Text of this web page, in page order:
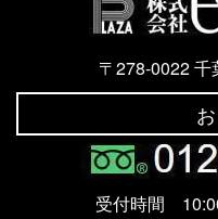
〒278-0022
受付時間